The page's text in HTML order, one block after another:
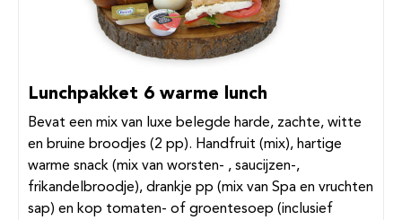
Lunchpakket 6 warme lunch
Bevat een mix van luxe belegde harde, zachte, witte
en bruine broodjes (2 pp). Handfruit (mix), hartige
warme snack (mix van worsten- , saucijzen-,
frikandelbroodje), drankje pp (mix van Spa en vruchten
sap) en kop tomaten- of groentesoep (inclusief